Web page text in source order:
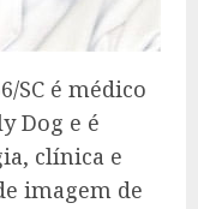
SC é médico
Dog e é
clínica e
imagem de